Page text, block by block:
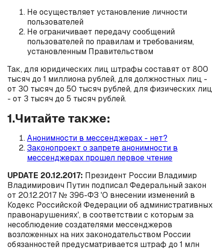
Не осуществляет установление личности
пользователей
Не ограничивает передачу сообщений
пользователей по правилам и требованиям,
установленным Правительством
Так, для юридических лиц штрафы составят от 800
тысяч до 1 миллиона рублей, для должностных лиц -
от 30 тысяч до 50 тысяч рублей, для физических лиц
- от 3 тысяч до 5 тысяч рублей.
1.Читайте также:
Анонимности в мессенджерах - нет?
Законопроект о запрете анонимности в
мессенджерах прошел первое чтение
UPDATE 20.12.2017: Президент России Владимир
Владимирович Путин подписал Федеральный закон
от 20.12.2017 № 396-ФЗ 'О внесении изменений в
Кодекс Российской Федерации об административных
правонарушениях', в соответствии с которым за
несоблюдение создателями мессенджеров
возложенных на них законодательством России
обязанностей предусматривается штраф до 1 млн